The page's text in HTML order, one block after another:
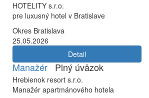
HOTELITY s.r.o.
pre luxusný hotel v Bratislave
Okres Bratislava
25.05.2026
Detail
Manažér Plný úväzok
Hrebienok resort s.r.o.
Manažér apartmánového hotela